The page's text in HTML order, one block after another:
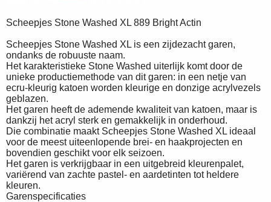
Scheepjes Stone Washed XL 889 Bright Actin
Scheepjes Stone Washed XL is een zijdezacht garen,
ondanks de robuuste naam.
Het karakteristieke Stone Washed uiterlijk komt door de
unieke productiemethode van dit garen: in een netje van
ecru-kleurig katoen worden kleurige en donzige acrylvezels
geblazen.
Het garen heeft de ademende kwaliteit van katoen, maar is
dankzij het acryl sterk en gemakkelijk in onderhoud.
Die combinatie maakt Scheepjes Stone Washed XL ideaal
voor de meest uiteenlopende brei- en haakprojecten en
bovendien geschikt voor elk seizoen.
Het garen is verkrijgbaar in een uitgebreid kleurenpalet,
variërend van zachte pastel- en aardetinten tot heldere
kleuren.
Garenspecificaties